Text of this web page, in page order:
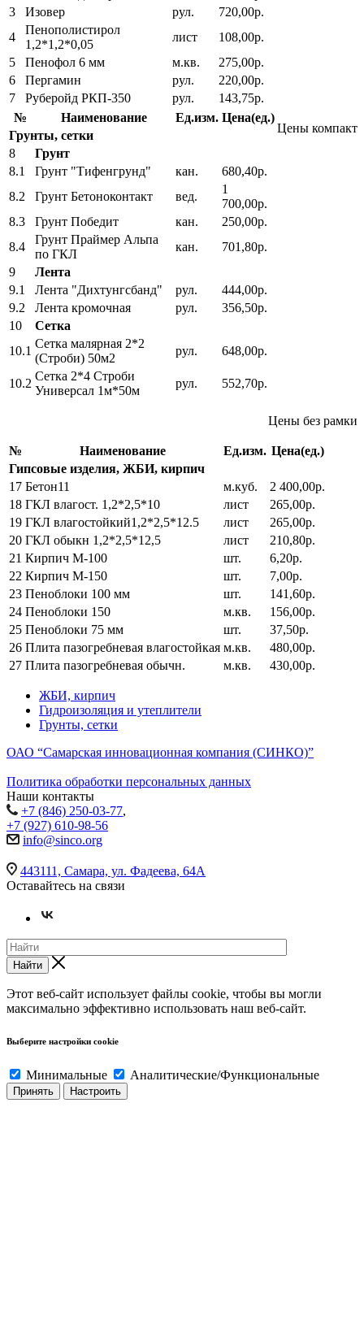
3
Изовер рул.
720,00р.
4
Пенополистирол
1,2*1,2*0,05
лист
108,00р.
5
Пенофол 6 мм м.кв.
275,00р.
6
Пергамин рул.
220,00р.
7
Руберойд РКП-350 рул. 143,75р.
Цены компакт
№ Наименование Ед.изм. Цена(ед.)
Грунты, сетки
8
Грунт
8.1
Грунт "Тифенгрунд" кан.
680,40р.
8.2
Грунт Бетоноконтакт вед.
1
700,00р.
8.3
Грунт Победит кан.
250,00р.
8.4
Грунт Праймер Альпа
по ГКЛ
кан.
701,80р.
9
Лента
9.1
Лента "Дихтунгсбанд" рул.
444,00р.
9.2
Лента кромочная рул.
356,50р.
10
Сетка
10.1
Сетка малярная 2*2
(Строби) 50м2
рул. 648,00р.
10.2
Сетка 2*4 Строби
Универсал 1м*50м
рул. 552,70р.
Цены без рамки
№ Наименование Ед.изм. Цена(ед.)
Гипсовые изделия, ЖБИ, кирпич
17 Бетон11 м.куб.
2 400,00р.
18 ГКЛ влагост. 1,2*2,5*10 лист
265,00р.
19 ГКЛ влагостойкий1,2*2,5*12.5 лист
265,00р.
20 ГКЛ обыкн 1,2*2,5*12,5 лист
210,80р.
21 Кирпич М-100 шт.
6,20р.
22 Кирпич М-150 шт.
7,00р.
23 Пеноблоки 100 мм шт.
141,60р.
24 Пеноблоки 150 м.кв.
156,00р.
25 Пеноблоки 75 мм шт.
37,50р.
26 Плита пазогребневая влагостойкая м.кв.
480,00р.
27 Плита пазогребневая обычн. м.кв. 430,00р.
ЖБИ, кирпич
Гидроизоляция и утеплители
Грунты, сетки
ОАО “Самарская инновационная компания (СИНКО)”
Политика обработки персональных данных
Наши контакты
+7 (846) 250-03-77,
+7 (927) 610-98-56
info@sinco.org
443111, Самара, ул. Фадеева, 64А
Оставайтесь на связи
Найти
Этот веб-сайт использует файлы cookie, чтобы вы могли
максимально эффективно использовать наш веб-сайт.
Выберите настройки cookie
Минимальные Аналитические/Функциональные
Принять Настроить